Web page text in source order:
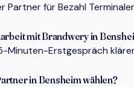
Partner für Bezahl
mit Brandwery in
Minuten-Erstgespräch
in Bensheim wählen?